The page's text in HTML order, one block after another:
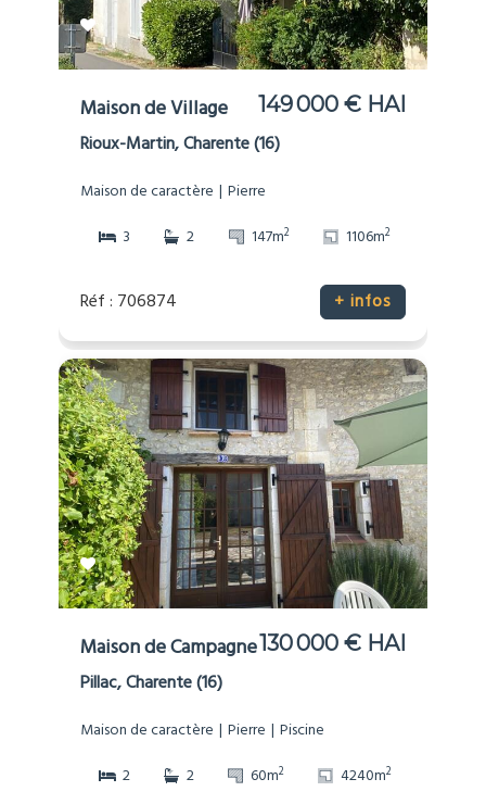
Maison de Village 149 000 € HAI
Rioux-Martin, Charente (16)
Maison de caractère
Pierre
3
2 147m2 1106m2
Réf : 706874 + infos
Maison de Campagne130 000 € HAI
Pillac, Charente (16)
Maison de caractère Pierre
Piscine
2
2 60m2 4240m2